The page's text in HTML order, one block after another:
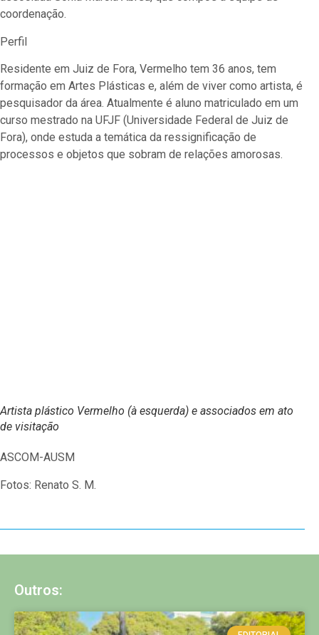
coordenação.
Perfil
Residente em Juiz de Fora, Vermelho tem 36 anos, tem
formação em Artes Plásticas e, além de viver como artista, é
pesquisador da área. Atualmente é aluno matriculado em um
curso mestrado na UFJF (Universidade Federal de Juiz de
Fora), onde estuda a temática da ressignificação de
processos e objetos que sobram de relações amorosas.
EDITORIAL